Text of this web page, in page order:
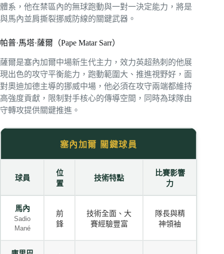
體系，他在禁區內的無球跑動與一對一決定能力，將是
與馬內並肩撕裂挪威防線的關鍵武器。
帕普·馬塔·薩爾（Pape Matar Sarr）
薩爾是塞內加爾中場新生代主力，效力英超熱刺的他展
現出色的攻守平衡能力，跑動範圍大、推進視野好，面
對奧迪加德主導的挪威中場，他必須在攻守兩端都維持
高強度貢獻，限制對手核心的傳導空間，同時為球隊由
守轉攻提供關鍵推進。
塞內加爾 關鍵球員
球員
位
置
技術特點
比賽影響
力
馬內
Sadio
Mané
前
鋒
技術全面、大
賽經驗豐富
隊長與精
神領袖